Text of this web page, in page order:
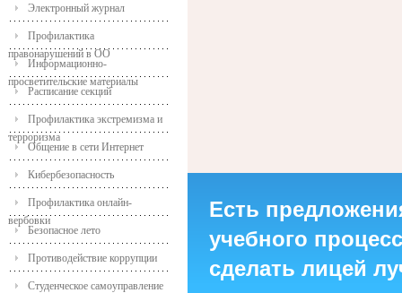
Электронный журнал
Профилактика
правонарушений в ОО
Информационно-
просветительские материалы
Расписание секций
Профилактика экстремизма и
терроризма
Общение в сети Интернет
Кибербезопасность
Профилактика онлайн-
вербовки
Безопасное лето
Противодействие коррупции
Студенческое самоуправление
Есть
учебного
сделать лицей